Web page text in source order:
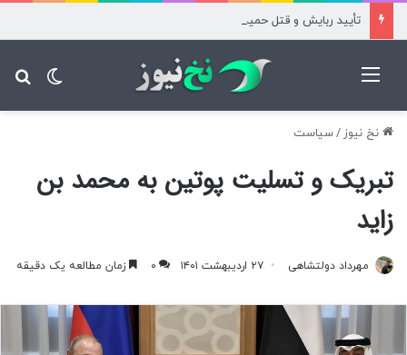
تأیید ربایش و قتل حمیدرضا رجب‌زاده
نخ نیوز /سیاست
تبریک و تسلیت پوتین به محمد بن
زاید
مهرداد دولتشاهی ۲۷ اردیبهشت ۱۴۰۱ ۰ زمان مطالعه یک دقیقه